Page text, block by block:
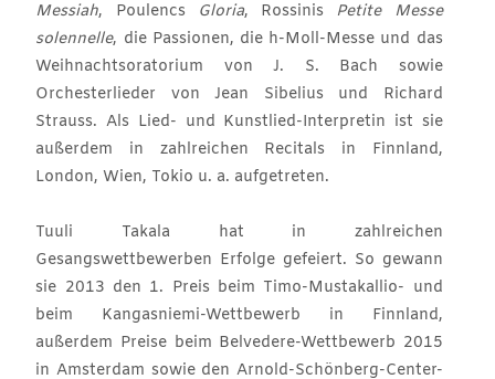
Messiah, Poulencs Gloria, Rossinis Petite Messe
solennelle, die Passionen, die h-Moll-Messe und das
Weihnachtsoratorium von J. S. Bach sowie
Orchesterlieder von Jean Sibelius und Richard
Strauss. Als Lied- und Kunstlied-Interpretin ist sie
außerdem in zahlreichen Recitals in Finnland,
London, Wien, Tokio u. a. aufgetreten.
Tuuli Takala hat in zahlreichen
Gesangswettbewerben Erfolge gefeiert. So gewann
sie 2013 den 1. Preis beim Timo-Mustakallio- und
beim Kangasniemi-Wettbewerb in Finnland,
außerdem Preise beim Belvedere-Wettbewerb 2015
in Amsterdam sowie den Arnold-Schönberg-Center-